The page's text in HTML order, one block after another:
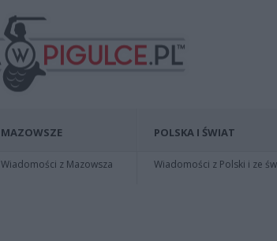
MAZOWSZE
Wiadomości z Mazowsza
POLSKA I ŚWIAT
Wiadomości z Polski i ze